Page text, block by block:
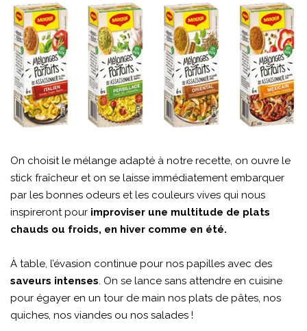
On choisit le mélange adapté à notre recette, on ouvre le
stick fraîcheur et on se laisse immédiatement embarquer
par les bonnes odeurs et les couleurs vives qui nous
inspireront pour improviser une multitude de plats
chauds ou froids, en hiver comme en été.
À table, l’évasion continue pour nos papilles avec des
saveurs intenses . On se lance sans attendre en cuisine
pour égayer en un tour de main nos plats de pâtes, nos
quiches, nos viandes ou nos salades !